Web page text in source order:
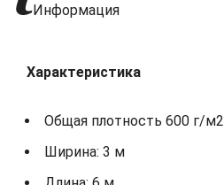
Информация
Характеристика
Общая плотность 600 г/м2
Ширина: 3 м